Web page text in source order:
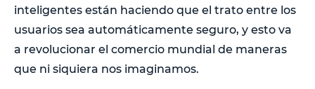
inteligentes están haciendo que el trato entre los
usuarios sea automáticamente seguro, y esto va
a revolucionar el comercio mundial de maneras
que ni siquiera nos imaginamos.